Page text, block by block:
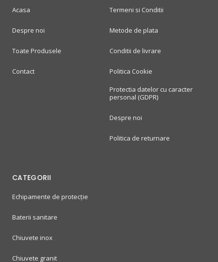
Acasa
Despre noi
Toate Produsele
Contact
Termeni si Conditii
Metode de plata
Conditii de livrare
Politica Cookie
Protectia datelor cu caracter
personal (GDPR)
Despre noi
Politica de returnare
CATEGORII
Echipamente de protecție
Baterii sanitare
Chiuvete inox
Chiuvete granit